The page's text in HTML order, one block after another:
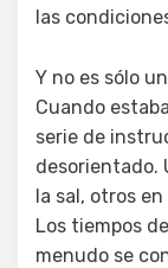
las
Y no es sólo
Cuando
serie de
desorientado.
la sal, otros
Los tiempos
menudo se